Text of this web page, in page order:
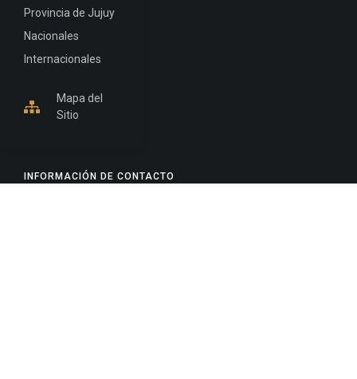
INFORMACIÓN DE CONTACTO
Provincia de Jujuy
Nacionales
Internacionales
Mapa del
Sitio